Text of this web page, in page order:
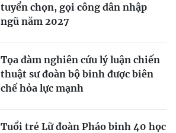
tuyển chọn, gọi công dân nhập
ngũ năm 2027
Tọa đàm nghiên cứu lý luận chiến
thuật sư đoàn bộ binh được biên
chế hỏa lực mạnh
Tuổi trẻ Lữ đoàn Pháo binh 40 học